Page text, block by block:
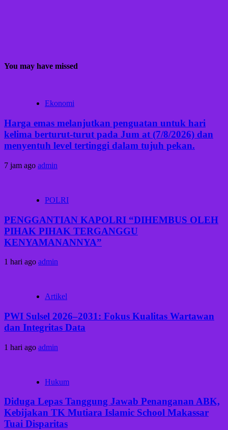
You may have missed
Ekonomi
Harga emas melanjutkan penguatan untuk hari
kelima berturut-turut pada Jum at (7/8/2026) dan
menyentuh level tertinggi dalam tujuh pekan.
7 jam ago admin
POLRI
PENGGANTIAN KAPOLRI “DIHEMBUS OLEH
PIHAK PIHAK TERGANGGU
KENYAMANANNYA”
1 hari ago admin
Artikel
PWI Sulsel 2026–2031: Fokus Kualitas Wartawan
dan Integritas Data
1 hari ago admin
Hukum
Diduga Lepas Tanggung Jawab Penanganan ABK,
Kebijakan TK Mutiara Islamic School Makassar
Tuai Disparitas